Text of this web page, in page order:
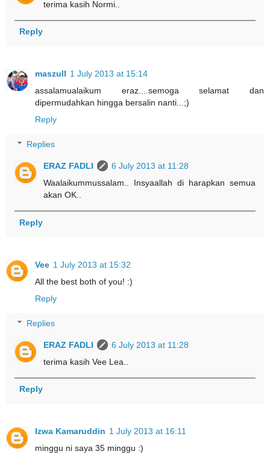
terima kasih Normi..
Reply
maszull 1 July 2013 at 15:14
assalamualaikum eraz....semoga selamat dan
dipermudahkan hingga bersalin nanti...;)
Reply
Replies
ERAZ FADLI
6 July 2013 at 11:28
Waalaikummussalam.. Insyaallah di harapkan semua
akan OK..
Reply
Vee 1 July 2013 at 15:32
All the best both of you! :)
Reply
Replies
ERAZ FADLI
6 July 2013 at 11:28
terima kasih Vee Lea..
Reply
Izwa Kamaruddin 1 July 2013 at 16:11
minggu ni saya 35 minggu :)